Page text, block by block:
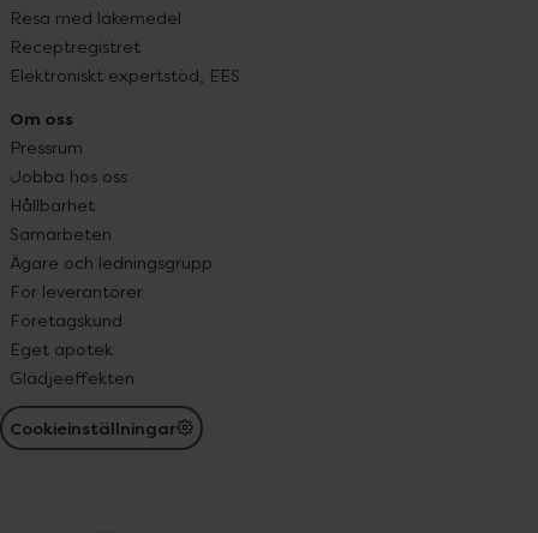
Resa med läkemedel
Receptregistret
Elektroniskt expertstöd, EES
Om oss
Pressrum
Jobba hos oss
Hållbarhet
Samarbeten
Ägare och ledningsgrupp
För leverantörer
Företagskund
Eget apotek
Glädjeeffekten
Cookieinställningar